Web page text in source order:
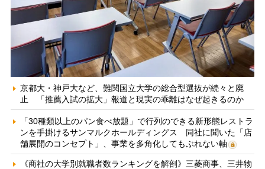
京都大・神戸大など、難関国立大学の総合型選抜が続々と廃
止 「推薦入試の拡大」報道と現実の乖離はなぜ起きるのか
「30種類以上のパン食べ放題」で行列のできる新形態レストラ
ンを手掛けるサンマルクホールディングス 同社に聞いた「店
舗展開のコンセプト」、事業を多角化してもぶれない軸
《商社の大学別就職者数ランキングを解剖》三菱商事、三井物